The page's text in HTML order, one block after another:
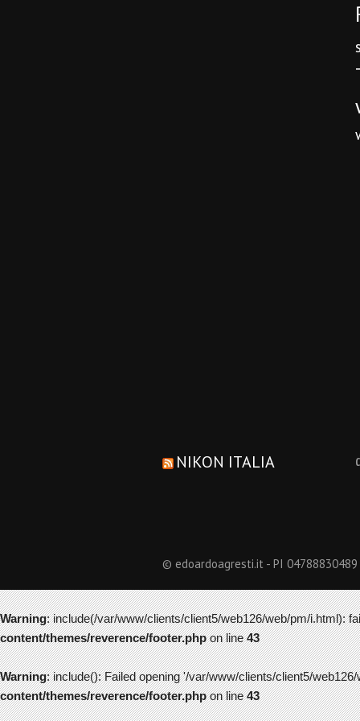
NIKON ITALIA
© edoardoagresti.it - PI
Warning: include(/var/www/clients/client5/web126/web/pm/i.html):
content/themes/reverence/footer.phpon line43
Warning: include(): Failed opening '/var/www/clients/client5/
content/themes/reverence/footer.phpon line43